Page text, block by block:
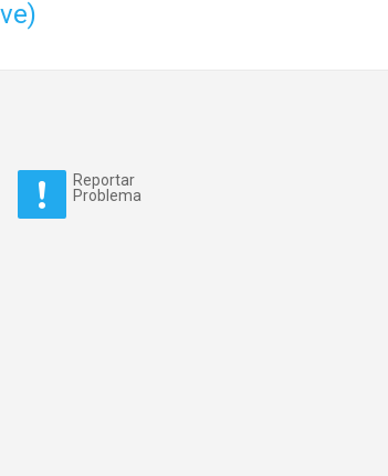
Reportar
Problema